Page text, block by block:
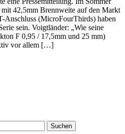
42,5mm Brennweite auf den Markt
Anschluss (MicroFourThirds) haben
sein. Voigtländer: „Wie seine
F 0,95 / 17,5mm und 25 mm)
vor allem […]